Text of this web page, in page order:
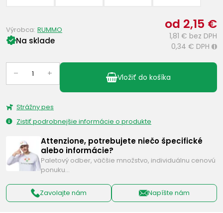
od 2,15 €
1,81 € bez DPH
0,34 € DPH i
Na sklade
Výrobca: RUMMO
– + Vložiť do košíka
Strážny pes
Zistiť podrobnejšie informácie o produkte
Attenzione, potrebujete niečo špecifické
alebo informácie?
Paletový odber, väčšie množstvo, individuálnu cenovú
ponuku…
Zavolajte nám Napíšte nám